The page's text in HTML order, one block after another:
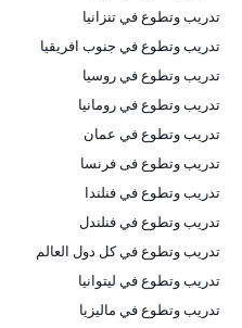
تدريب وتطوع في تنزانيا
تدريب وتطوع في جنوب افريقيا
تدريب وتطوع في روسيا
تدريب وتطوع في رومانيا
تدريب وتطوع في عمان
تدريب وتطوع فى فرنسا
تدريب وتطوع في فنلندا
تدريب وتطوع في فنلندل
تدريب وتطوع في كل دول العالم
تدريب وتطوع في ليتوانيا
تدريب وتطوع في ماليزيا